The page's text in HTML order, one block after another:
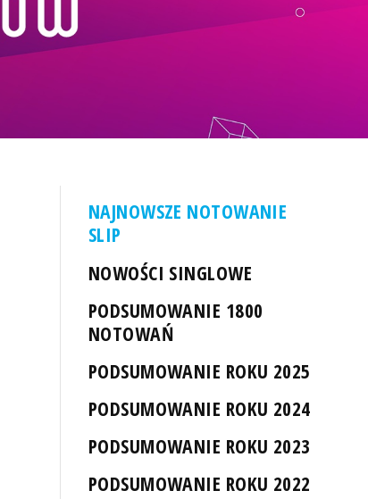
NAJNOWSZE NOTOWANIE
SLIP
NOWOŚCI SINGLOWE
PODSUMOWANIE 1800
NOTOWAŃ
PODSUMOWANIE ROKU 2025
PODSUMOWANIE ROKU 2024
PODSUMOWANIE ROKU 2023
PODSUMOWANIE ROKU 2022